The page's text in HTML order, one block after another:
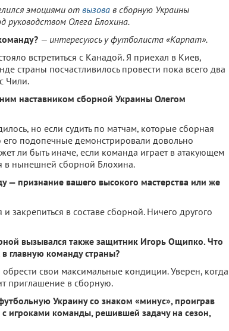
эмоциями от вызова в сборную Украины
руководством Олега Блохина.
— интересуюсь у футболиста «Карпат».
встретиться с Канадой. Я приехал в Киев,
страны посчастливилось провести пока всего два
Чили.
наставником сборной Украины Олегом
но если судить по матчам, которые сборная
подопечные демонстрировали довольно
ли быть иначе, если команда играет в атакующем
в нынешней сборной Блохина.
— признание вашего высокого мастерства или же
закрепиться в составе сборной. Ничего другого
вызывался также защитник Игорь Ощипко. Что
главную команду страны?
свои максимальные кондиции. Уверен, когда
приглашение в сборную.
Украину со знаком «минус», проиграв
игроками команды, решившей задачу на сезон,